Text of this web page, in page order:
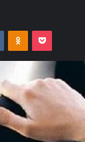
VKontakteOdnoklassniki
Pocket